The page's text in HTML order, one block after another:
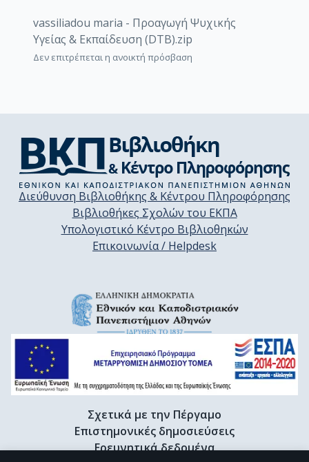
vassiliadou maria - Προαγωγή Ψυχικής
Υγείας & Εκπαίδευση (DTB).zip
Δεν επιτρέπεται η ανοικτή πρόσβαση
Διεύθυνση Βιβλιοθήκης & Κέντρου Πληροφόρησης
Βιβλιοθήκες Σχολών του ΕΚΠΑ
Υπολογιστικό Κέντρο Βιβλιοθηκών
Επικοινωνία / Helpdesk
Σχετικά με την Πέργαμο
Επιστημονικές δημοσιεύσεις
Ερευνητικά δεδομένα